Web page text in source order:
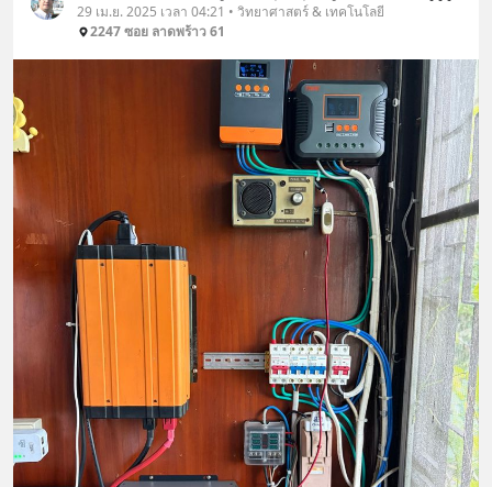
29 เม.ย. 2025 เวลา 04:21 • วิทยาศาสตร์ & เทคโนโลยี
2247 ซอย ลาดพร้าว 61